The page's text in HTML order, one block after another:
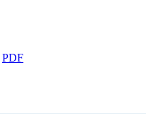
PDF